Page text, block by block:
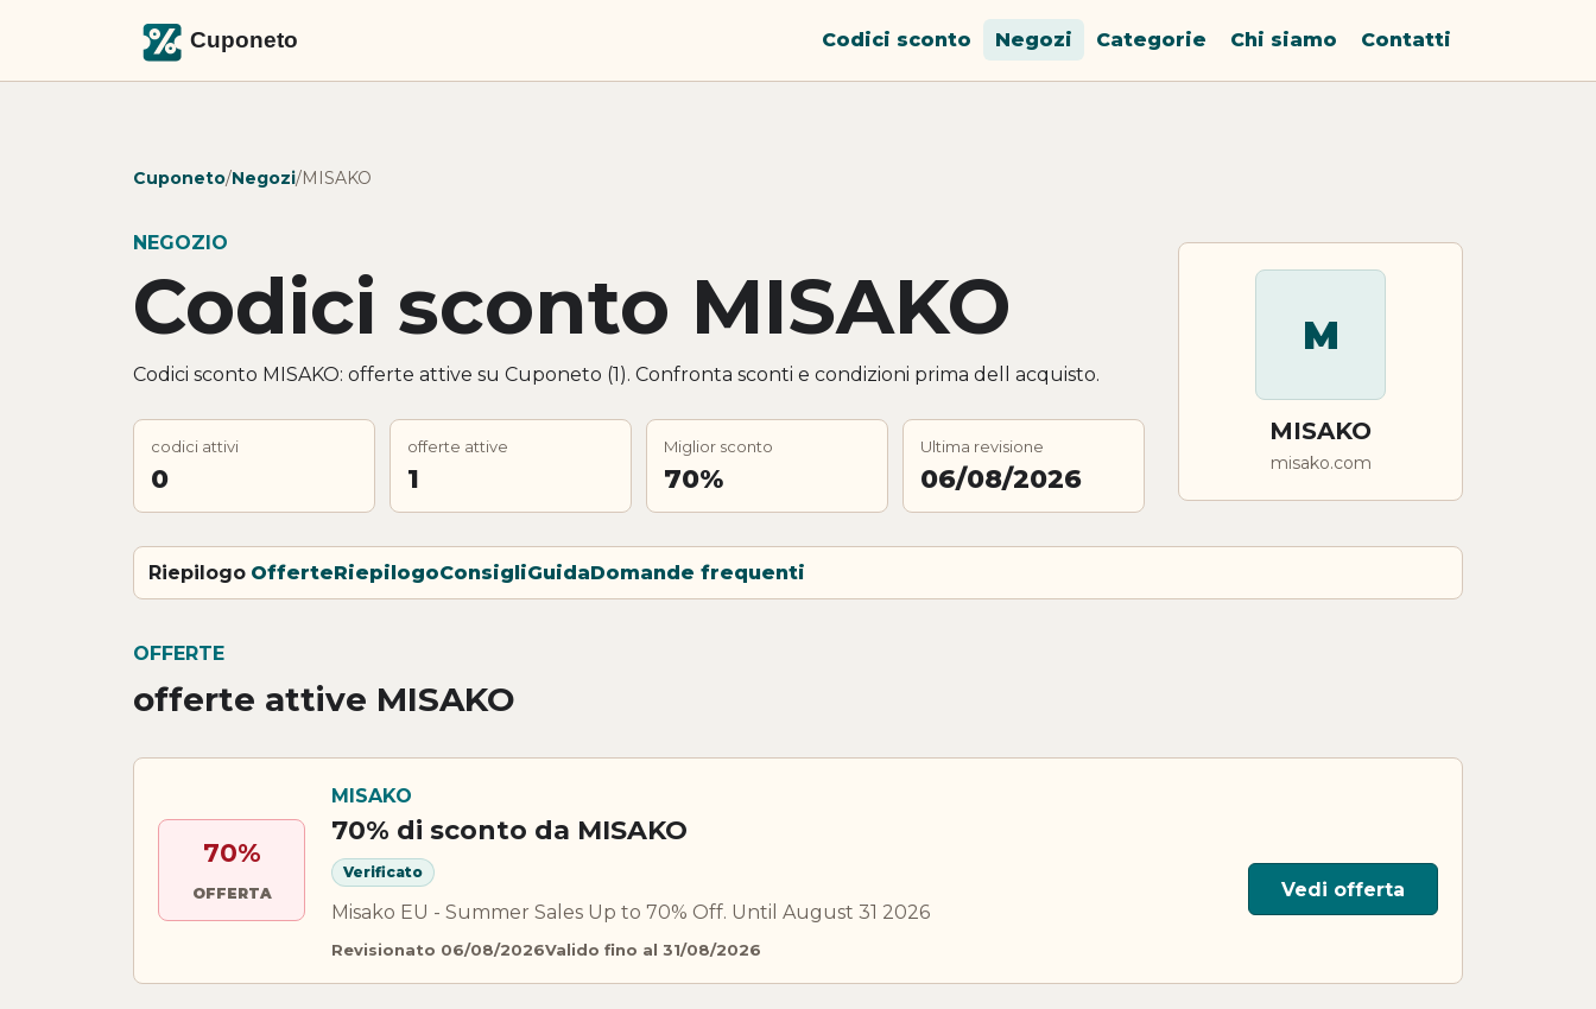
Codici sconto Negozi Categorie Chi siamo Contatti
Cuponeto/Negozi/MISAKO
NEGOZIO
Codici sconto MISAKO
Codici sconto MISAKO: offerte attive su Cuponeto (1). Confronta sconti e condizioni prima dell acquisto.
codici attivi
0
offerte attive
1
Miglior sconto
70%
Ultima revisione
06/08/2026
M
MISAKO
misako.com
Riepilogo OfferteRiepilogoConsigliGuidaDomande frequenti
OFFERTE
offerte attive MISAKO
70%
OFFERTA
MISAKO
70% di sconto da MISAKO
Verificato
Misako EU - Summer Sales Up to 70% Off. Until August 31 2026
Revisionato 06/08/2026Valido fino al 31/08/2026
Vedi offerta